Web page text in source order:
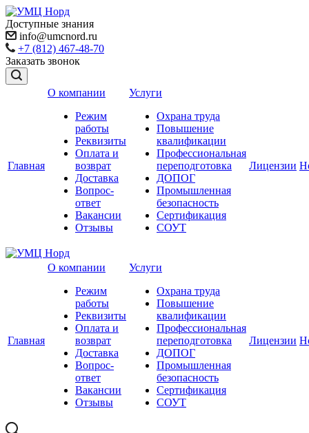
Доступные знания
info@umcnord.ru
+7 (812) 467-48-70
Заказать звонок
Главная
О компании
Режим
работы
Реквизиты
Оплата и
возврат
Доставка
Вопрос-
ответ
Вакансии
Отзывы
Услуги
Охрана труда
Повышение
квалификации
Профессиональная
переподготовка
ДОПОГ
Промышленная
безопасность
Сертификация
СОУТ
Лицензии
Главная
О компании
Режим
работы
Реквизиты
Оплата и
возврат
Доставка
Вопрос-
ответ
Вакансии
Отзывы
Услуги
Охрана труда
Повышение
квалификации
Профессиональная
переподготовка
ДОПОГ
Промышленная
безопасность
Сертификация
СОУТ
Лицензии